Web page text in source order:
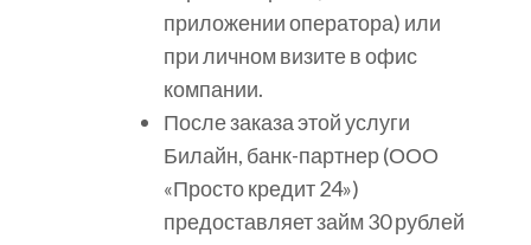
приложении оператора) или
при личном визите в офис
компании.
После заказа этой услуги
Билайн, банк-партнер (ООО
«Просто кредит 24»)
предоставляет займ 30 рублей